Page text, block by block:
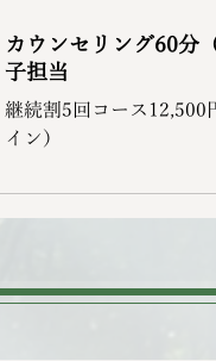
カウンセリング60分
子担当
継続割5回コース12,500
イン）